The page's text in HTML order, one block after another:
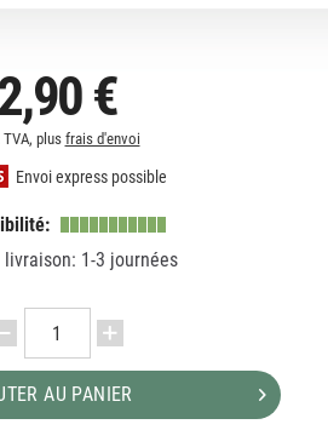
€
TVA, plus frais d'envoi
Envoi express possible
livraison: 1-3 journées
AU PANIER